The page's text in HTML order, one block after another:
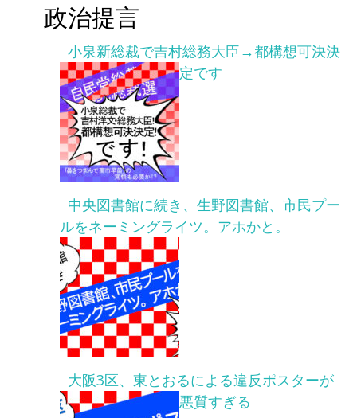
政治提言
小泉新総裁で吉村総務大臣→都構想可決決
定です
中央図書館に続き、生野図書館、市民プー
ルをネーミングライツ。アホかと。
大阪3区、東とおるによる違反ポスターが
悪質すぎる